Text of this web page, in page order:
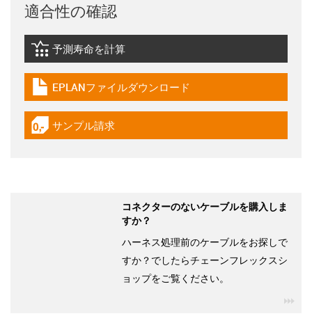
適合性の確認
igus-icon-lebensdauerrechner
予測寿命を計算
igus-icon-download-plan
EPLANファイルダウンロード
igus-icon-gratismuster
サンプル請求
コネクターのないケーブルを購入しま
すか？
ハーネス処理前のケーブルをお探しで
すか？でしたらチェーンフレックスシ
ョップをご覧ください。